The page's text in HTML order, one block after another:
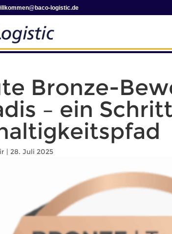
ed.ci
tsigo
l-oca
b@nem
mokll
Bronze-
– ein
|28. Juli 2025